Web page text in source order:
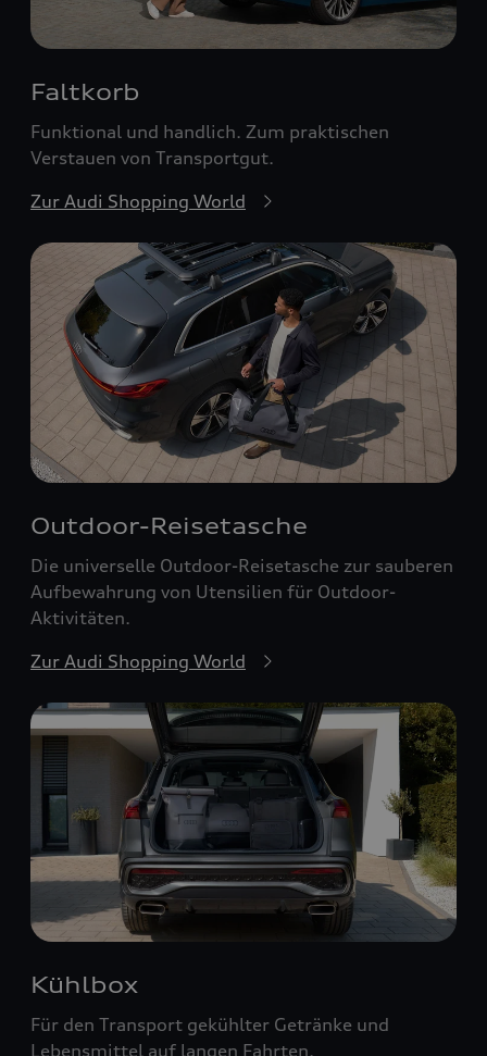
Faltkorb
Funktional und handlich. Zum praktischen
Verstauen von Transportgut.
Zur Audi Shopping World
Outdoor-Reisetasche
Die universelle Outdoor-Reisetasche zur sauberen
Aufbewahrung von Utensilien für Outdoor-
Aktivitäten.
Zur Audi Shopping World
Kühlbox
Für den Transport gekühlter Getränke und
Lebensmittel auf langen Fahrten.